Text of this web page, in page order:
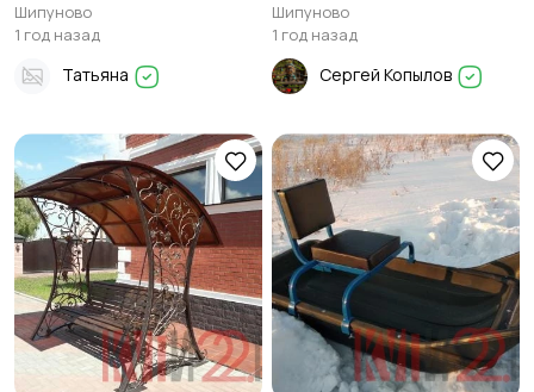
Шипуново
1 год назад
Татьяна
Шипуново
1 год назад
Сергей Копылов